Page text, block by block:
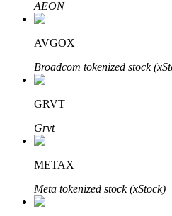
Obtenez des bénéfices à long
AEON
AVGOX
Broadcom tokenized stock
GRVT
Grvt
METAX
Meta tokenized stock (xStock)